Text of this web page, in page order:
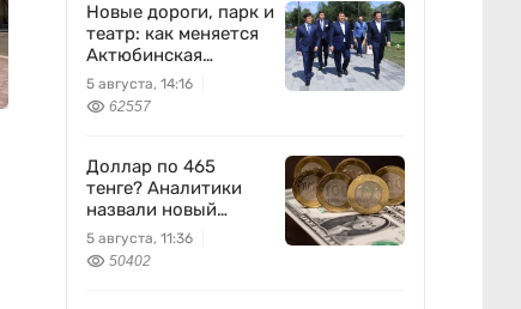
Новые дороги, парк и
театр: как меняется
Актюбинская
область
5 августа, 14:16
62557
Доллар по 465
тенге? Аналитики
назвали новый
диапазон
5 августа, 11:36
50402